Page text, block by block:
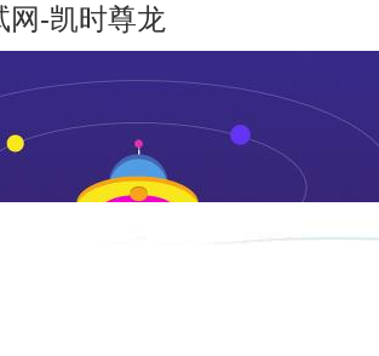
网-凯时尊龙